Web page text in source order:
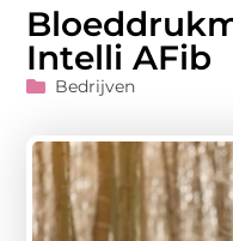
Intelli AFib
Bedrijven